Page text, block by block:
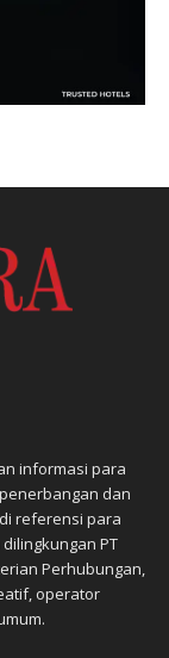
informasi para
dan
referensi para
PT
Perhubungan,
operator